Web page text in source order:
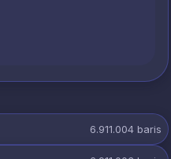
6.911.004 baris